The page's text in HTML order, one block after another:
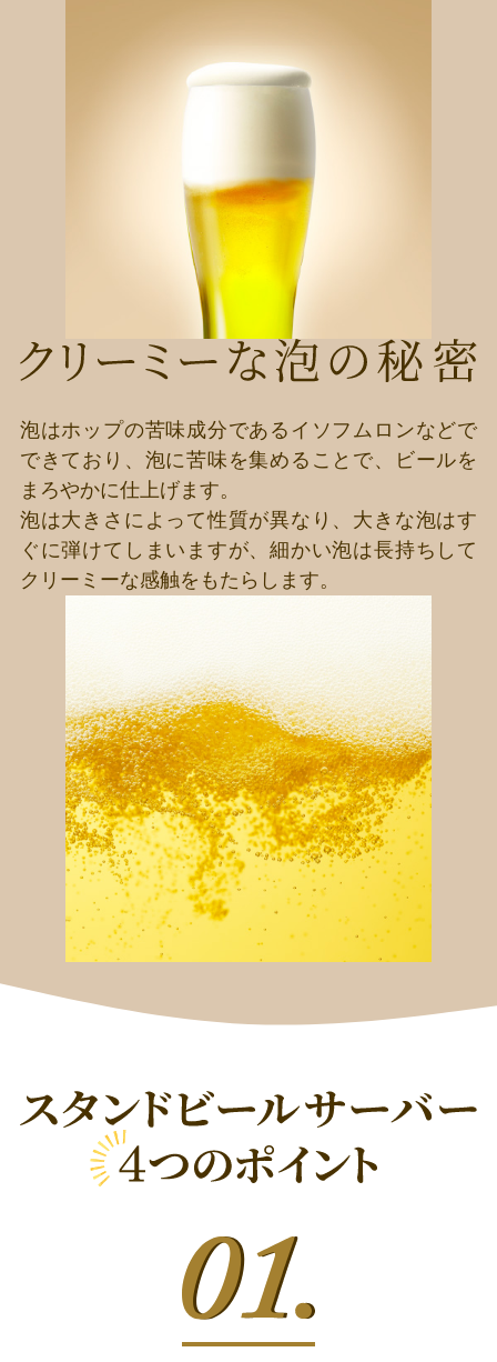
泡はホップの苦味成分であるイソフムロンなどで
できており、泡に苦味を集めることで、ビールを
まろやかに仕上げます。
泡は大きさによって性質が異なり、大きな泡はす
ぐに弾けてしまいますが、細かい泡は長持ちして
クリーミーな感触をもたらします。